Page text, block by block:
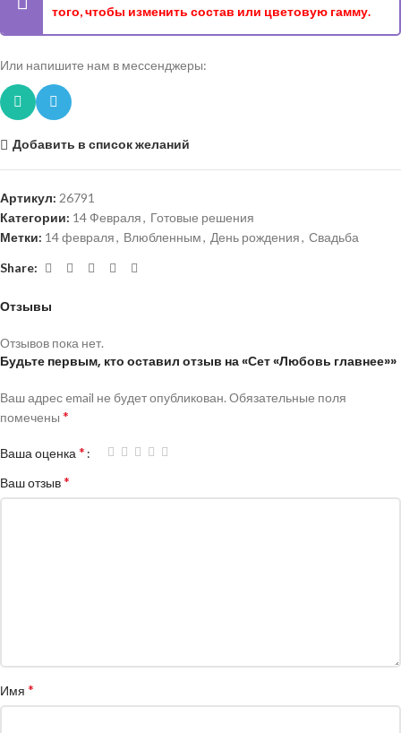
того, чтобы изменить состав или цветовую гамму.
Или напишите нам в мессенджеры:
Добавить в список желаний
Артикул: 26791
Категории: 14 Февраля, Готовые решения
Метки: 14 февраля, Влюбленным, День рождения, Свадьба
Share:
Отзывы
Отзывов пока нет.
Будьте первым, кто оставил отзыв на «Сет «Любовь главнее»»
Ваш адрес email не будет опубликован. Обязательные поля
помечены *
Ваша оценка *
Ваш отзыв*
Имя *